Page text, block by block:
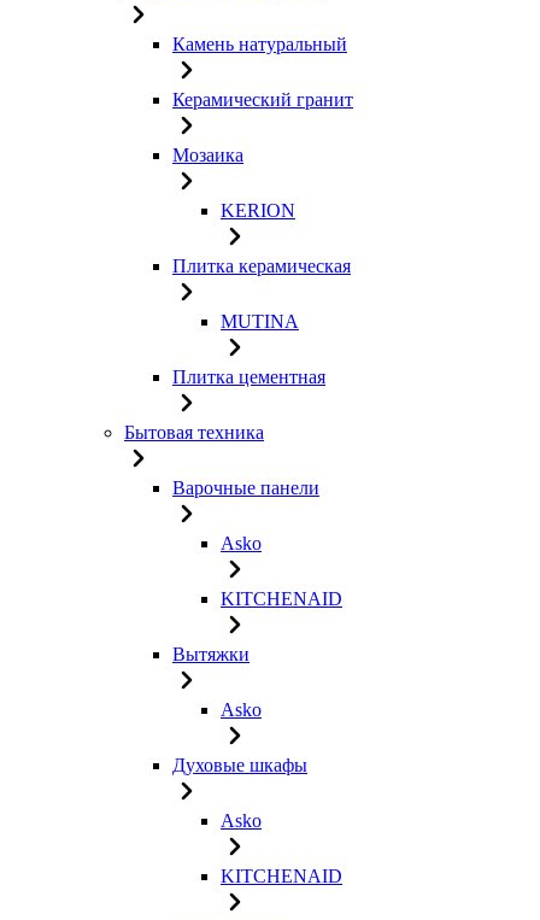
Камень натуральный
Керамический гранит
Мозаика
KERION
Плитка керамическая
MUTINA
Плитка цементная
Бытовая техника
Варочные панели
Asko
KITCHENAID
Вытяжки
Asko
Духовые шкафы
Asko
KITCHENAID